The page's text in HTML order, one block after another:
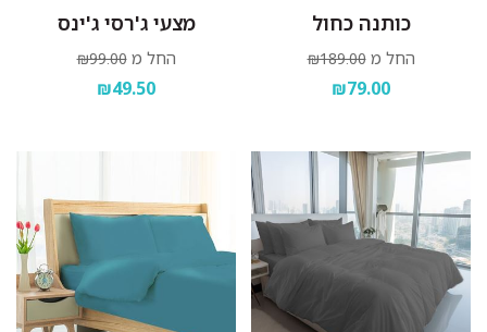
כותנה כחול
החל מ ₪189.00
₪79.00
מצעי ג'רסי ג'ינס
החל מ ₪99.00
₪49.50